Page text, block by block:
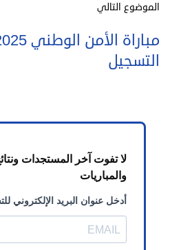
الموضوع التالي
التسجيل